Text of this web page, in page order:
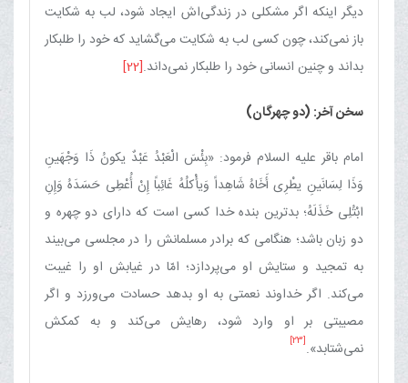
دیگر اینکه اگر مشکلی در زندگی‌اش ایجاد شود، لب به شکایت
باز نمی‌کند، چون کسی لب به شکایت می‌گشاید که خود را طلبکار
بداند و چنین انسانی خود را طلبکار نمی‌داند.[22]
سخن آخر: (دو چهرگان)
امام باقر علیه السلام فرمود: «بِئْسَ الْعَبْدُ عَبْدٌ یکونُ ذَا وَجْهَینِ
وَذَا لِسَانَینِ یطْرِی أَخَاهُ شَاهِداً وَیأْکلُهُ غَائِباً إِنْ أُعْطِی حَسَدَهُ وَإِنِ
ابْتُلِی خَذَلَهُ‌؛ بدترین بنده خدا کسی است که دارای دو چهره و
دو زبان باشد؛ هنگامی که برادر مسلمانش را در مجلسی می‌بیند
به تمجید و ستایش او می‌پردازد؛ امّا در غیابش او را غیبت
می‌کند. اگر خداوند نعمتی به او بدهد حسادت می‌ورزد و اگر
مصیبتی بر او وارد شود، رهایش می‌کند و به کمکش
نمی‌شتابد».[23]